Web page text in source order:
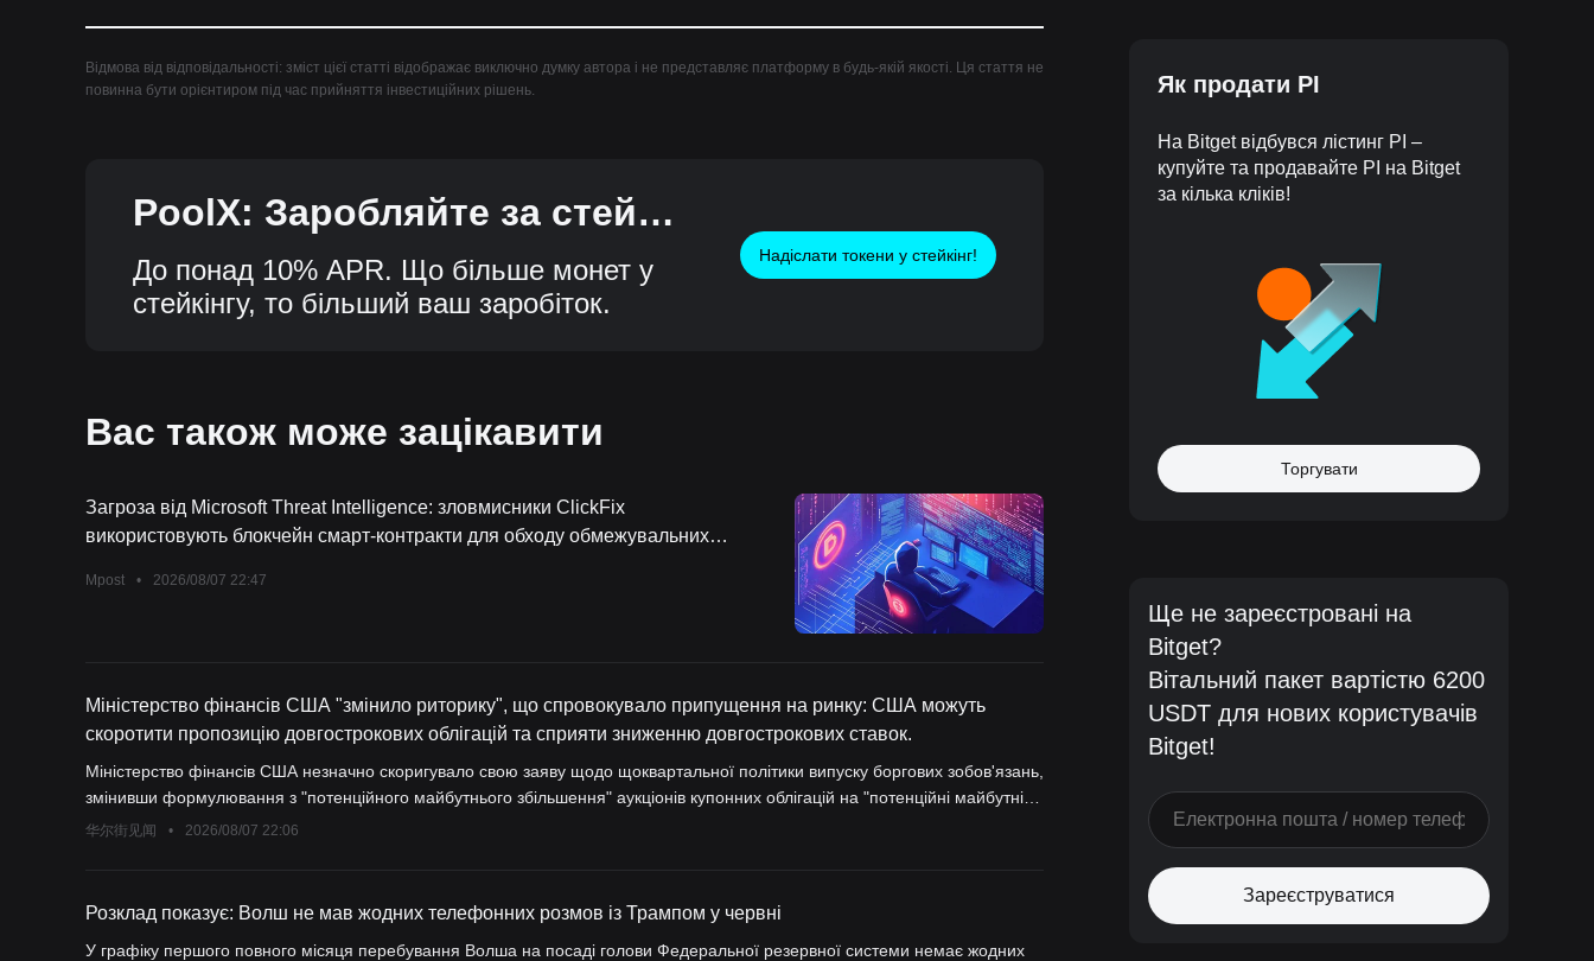
Відмова від відповідальності: зміст цієї статті відображає виключно думку автора і не представляє платформу в будь-якій якості. Ця стаття не
повинна бути орієнтиром під час прийняття інвестиційних рішень.
PoolX: Заробляйте за стейкі
нг
До понад 10% APR. Що більше монет у
стейкінгу, то більший ваш заробіток.
Надіслати токени у стейкінг!
Вас також може зацікавити
Загроза від Microsoft Threat Intelligence: зловмисники ClickFix
використовують блокчейн смарт-контракти для обходу обмежувальних
Mpost • 2026/08/07 22:47
Міністерство фінансів США "змінило риторику", що спровокувало припущення на ринку: США можуть
скоротити пропозицію довгострокових облігацій та сприяти зниженню довгострокових ставок.
Міністерство фінансів США незначно скоригувало свою заяву щодо щоквартальної політики випуску боргових зобов'язань,
змінивши формулювання з "потенційного майбутнього збільшення" аукціонів купонних облігацій на "потенційні майбутні
зміни". Деякі дилери припускають, що чиновники можуть розглядати скорочення розміру аукціонів з найдовшим терміном
华尔街见闻 • 2026/08/07 22:06
Розклад показує: Волш не мав жодних телефонних розмов із Трампом у червні
У графіку першого повного місяця перебування Волша на посаді голови Федеральної резервної системи немає жодних
Як продати PI
На Bitget відбувся лістинг PI –
купуйте та продавайте PI на Bitget
за кілька кліків!
Торгувати
Ще не зареєстровані на
Bitget?
Вітальний пакет вартістю 6200
USDT для нових користувачів
Bitget!
Зареєструватися